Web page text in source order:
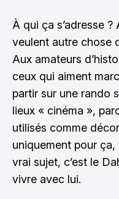
À qui ça s’adresse
veulent autre chose
Aux amateurs
ceux qui aiment
partir sur une rando
lieux « cinéma »,
utilisés comme
uniquement pour
vrai sujet, c’est le
vivre avec lui.